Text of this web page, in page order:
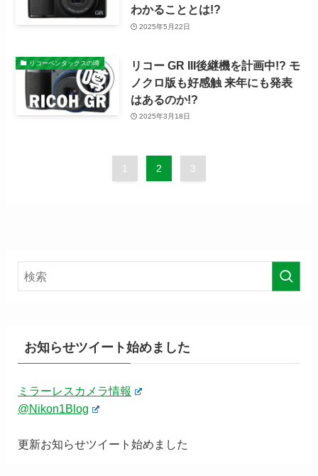
わかることとは!?
2025年5月22日
リコーペンタックスの噂
リコー GR III後継機を計画中!? モ
ノクロ版も好感触 来年にも発表
はあるのか!?
2025年3月18日
1 2 3
お知らせツイート始めました
ミラーレスカメラ情報
@Nikon1Blog
更新お知らせツイート始めました